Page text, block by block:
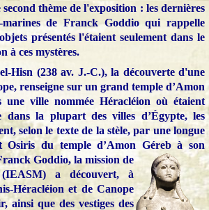
thème de l'exposition : les dernières
marines de Franck Goddio qui rappelle
présentés l'étaient seulement dans le
à ces mystères.
Hisn (238 av. J.-C.), la découverte d'une
renseigne sur un grand temple d’Amon
une ville nommée Héracléion où étaient
dans la plupart des villes d’Égypte, les
selon le texte de la stèle, par une longue
Osiris du temple d’Amon Géreb à son
Goddio, la mission de
(IEASM) a découvert, à
Héracléion et de Canope
ainsi que des vestiges des